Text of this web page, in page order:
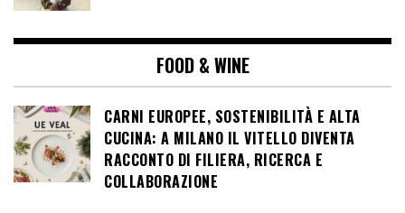
FOOD & WINE
CARNI EUROPEE, SOSTENIBILITÀ E ALTA
CUCINA: A MILANO IL VITELLO DIVENTA
RACCONTO DI FILIERA, RICERCA E
COLLABORAZIONE